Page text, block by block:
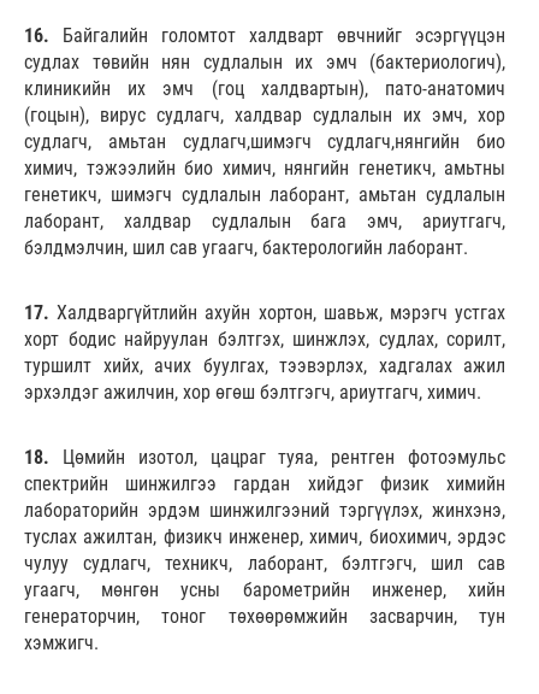
16. Байгалийн голомтот халдварт өвчнийг эсэргүүцэн
судлах төвийн нян судлалын их эмч (бактериологич),
клиникийн их эмч (гоц халдвартын), пато-анатомич
(гоцын), вирус судлагч, халдвар судлалын их эмч, хор
судлагч, амьтан судлагч,шимэгч судлагч,нянгийн био
химич, тэжээлийн био химич, нянгийн генетикч, амьтны
генетикч, шимэгч судлалын лаборант, амьтан судлалын
лаборант, халдвар судлалын бага эмч, ариутгагч,
бэлдмэлчин, шил сав угаагч, бактерологийн лаборант.
17. Халдваргүйтлийн ахуйн хортон, шавьж, мэрэгч устгах
хорт бодис найруулан бэлтгэх, шинжлэх, судлах, сорилт,
туршилт хийх, ачих буулгах, тээвэрлэх, хадгалах ажил
эрхэлдэг ажилчин, хор өгөш бэлтгэгч, ариутгагч, химич.
18. Цөмийн изотол, цацраг туяа, рентген фотоэмульс
спектрийн шинжилгээ гардан хийдэг физик химийн
лабораторийн эрдэм шинжилгээний тэргүүлэх, жинхэнэ,
туслах ажилтан, физикч инженер, химич, биохимич, эрдэс
чулуу судлагч, техникч, лаборант, бэлтгэгч, шил сав
угаагч, мөнгөн усны барометрийн инженер, хийн
генераторчин, тоног төхөөрөмжийн засварчин, тун
хэмжигч.